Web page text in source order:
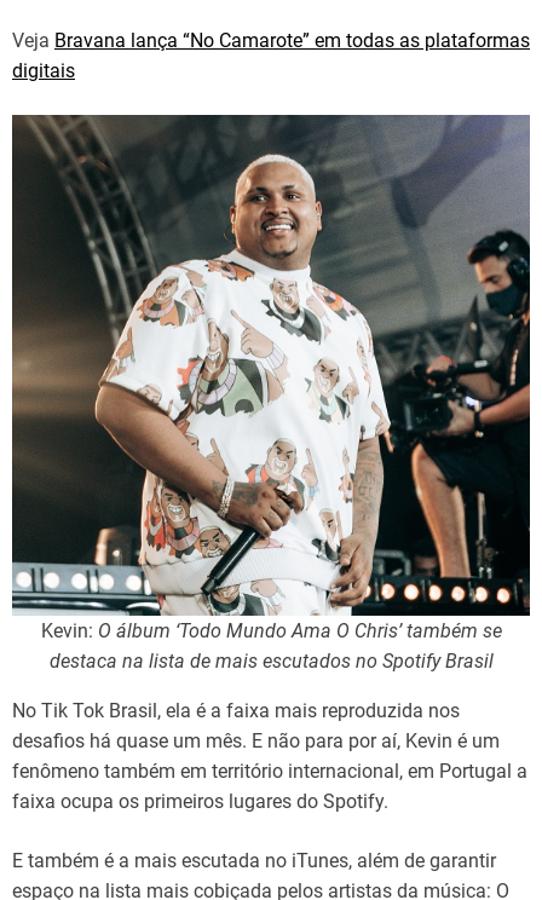
Veja Bravana lança “No Camarote” em todas as plataformas
digitais
Kevin: O álbum ‘Todo Mundo Ama O Chris’ também se
destaca na lista de mais escutados no Spotify Brasil
No Tik Tok Brasil, ela é a faixa mais reproduzida nos
desafios há quase um mês. E não para por aí, Kevin é um
fenômeno também em território internacional, em Portugal a
faixa ocupa os primeiros lugares do Spotify.
E também é a mais escutada no iTunes, além de garantir
espaço na lista mais cobiçada pelos artistas da música: O